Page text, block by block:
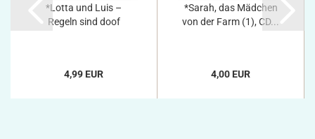
*Lotta und Luis –
Regeln sind doof
4,99 EUR
*Sarah, das Mädchen
von der Farm (1), CD...
4,00 EUR